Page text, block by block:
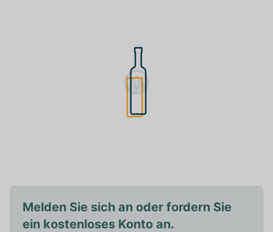
Melden Sie sich an oder fordern Sie
ein kostenloses Konto an.